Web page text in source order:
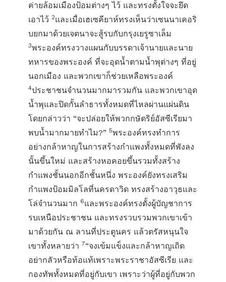
ค่ายล้อมเมืองป้อมต่างๆ ไว้ และทรงตั้งใจจะยึด
เอาไว้ 2และเมื่อเฮเซคียาห์ทรงเห็นว่าเซนนาเคอริ
บยกมาด้วยเจตนาจะสู้รบกับกรุงเยรูซาเล็ม
3พระองค์ทรงวางแผนกับบรรดาเจ้านายและนาย
ทหารของพระองค์ ที่จะอุดน้ำตามน้ำพุต่างๆ ที่อยู่
นอกเมือง และพวกเขาก็ช่วยเหลือพระองค์
4ประชาชนจำนวนมากมารวมกัน และพวกเขาอุด
น้ำพุและปิดกั้นลำธารทั้งหมดที่ไหลผ่านแผ่นดิน
โดยกล่าวว่า “จะปล่อยให้พวกกษัตริย์อัสซีเรียมา
พบน้ำมากมายทำไม?” 5พระองค์ทรงทำการ
อย่างกล้าหาญในการสร้างกำแพงทั้งหมดที่พังลง
นั้นขึ้นใหม่ และสร้างหอคอยขึ้นรวมทั้งสร้าง
กำแพงชั้นนอกอีกชั้นหนึ่ง พระองค์ยังทรงเสริม
กำแพงป้อมมิลโลที่นครดาวิด ทรงสร้างอาวุธและ
โล่จำนวนมาก 6และพระองค์ทรงตั้งผู้บัญชาการ
รบเหนือประชาชน และทรงรวบรวมพวกเขาเข้า
มาด้วยกัน ณ ลานที่ประตูนคร แล้วตรัสหนุนใจ
เขาทั้งหลายว่า 7“จงเข้มแข็งและกล้าหาญเถิด
อย่ากลัวหรือท้อแท้เพราะพระราชาอัสซีเรีย และ
กองทัพทั้งหมดที่อยู่กับเขา เพราะว่าผู้ที่อยู่กับพวก